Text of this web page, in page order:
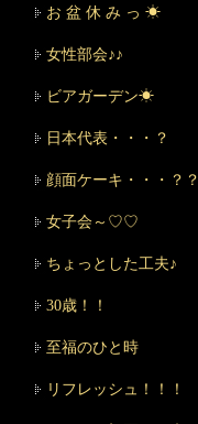
お 盆 休 み っ ☀
女性部会♪♪
ビアガーデン☀
日本代表・・・？
顔面ケーキ・・・？？
女子会～♡♡
ちょっとした工夫♪
30歳！！
至福のひと時
リフレッシュ！！！